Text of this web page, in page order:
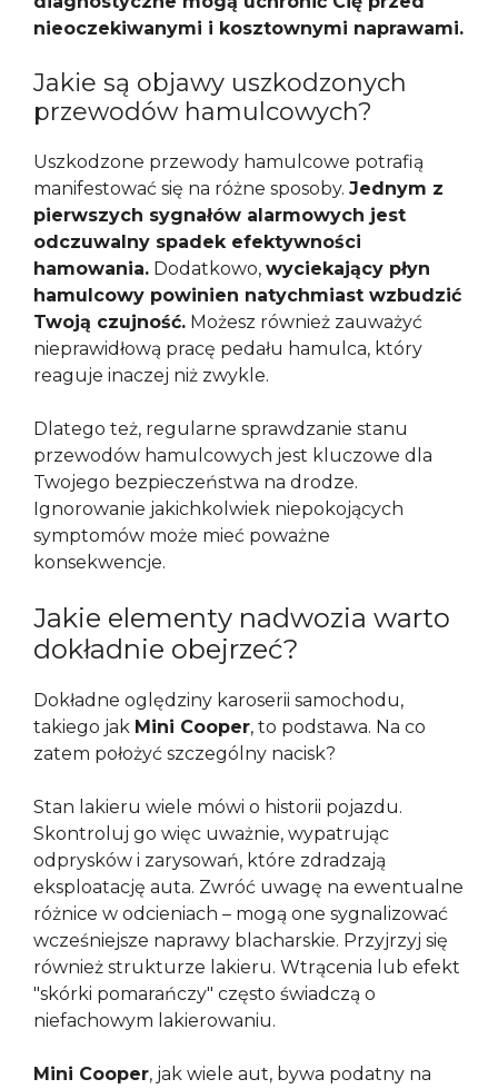
nieoczekiwanymi i kosztownymi naprawami.
Jakie są objawy uszkodzonych
przewodów hamulcowych?
Uszkodzone przewody hamulcowe potrafią
manifestować się na różne sposoby. Jednym z
pierwszych sygnałów alarmowych jest
odczuwalny spadek efektywności
hamowania. Dodatkowo, wyciekający płyn
hamulcowy powinien natychmiast wzbudzić
Twoją czujność. Możesz również zauważyć
nieprawidłową pracę pedału hamulca, który
reaguje inaczej niż zwykle.
Dlatego też, regularne sprawdzanie stanu
przewodów hamulcowych jest kluczowe dla
Twojego bezpieczeństwa na drodze.
Ignorowanie jakichkolwiek niepokojących
symptomów może mieć poważne
konsekwencje.
Jakie elementy nadwozia warto
dokładnie obejrzeć?
Dokładne oględziny karoserii samochodu,
takiego jak Mini Cooper, to podstawa. Na co
zatem położyć szczególny nacisk?
Stan lakieru wiele mówi o historii pojazdu.
Skontroluj go więc uważnie, wypatrując
odprysków i zarysowań, które zdradzają
eksploatację auta. Zwróć uwagę na ewentualne
różnice w odcieniach – mogą one sygnalizować
wcześniejsze naprawy blacharskie. Przyjrzyj się
również strukturze lakieru. Wtrącenia lub efekt
"skórki pomarańczy" często świadczą o
niefachowym lakierowaniu.
Mini Cooper, jak wiele aut, bywa podatny na